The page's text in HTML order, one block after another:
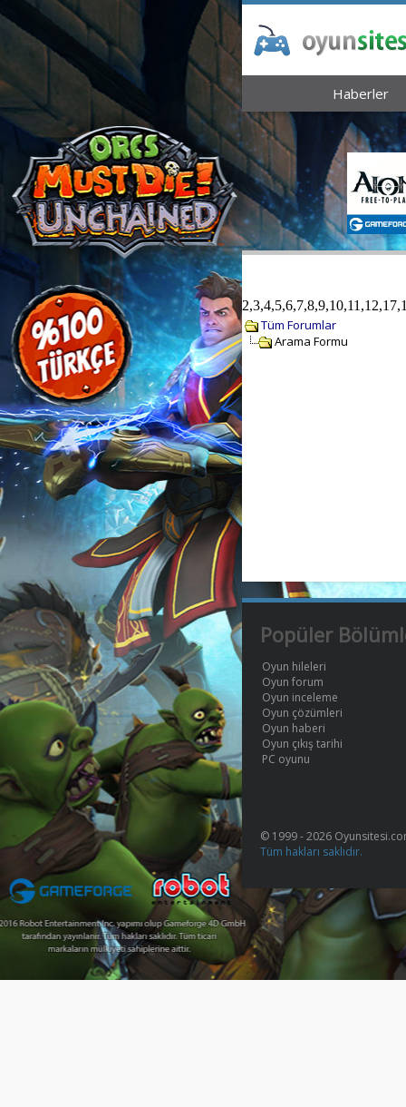
Haberler
Tüm Forumlar
Arama Formu
Popüler
Oyun hileleri
Oyun forum
Oyun inceleme
Oyun çözümleri
Oyun haberi
Oyun çıkış tarihi
PC oyunu
© 1999 - 2026
Tüm hakları saklıdır.